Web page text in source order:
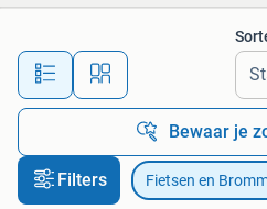
Alle
Bewaar je
Filters Fietsen en